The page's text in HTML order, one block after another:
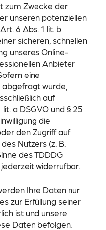
zum Zwecke der
unseren potenziellen
6 Abs. 1 lit. b
sicheren, schnellen
unseres Online-
Anbieter
eine
wurde,
auf
a DSGVO und § 25
die
den Zugriff auf
Nutzers (z. B.
des TDDDG
widerrufbar.
Ihre Daten nur
zur Erfüllung seiner
ist und unsere
Daten befolgen.